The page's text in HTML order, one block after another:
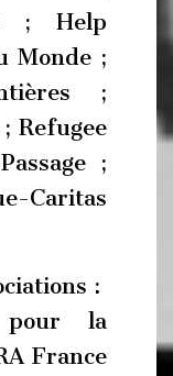
; Help
Monde ;
;
Refugee
;
Caritas
:
pour la
France